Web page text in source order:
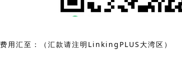
用汇至：（汇款请注明LinkingPLUS大湾区）